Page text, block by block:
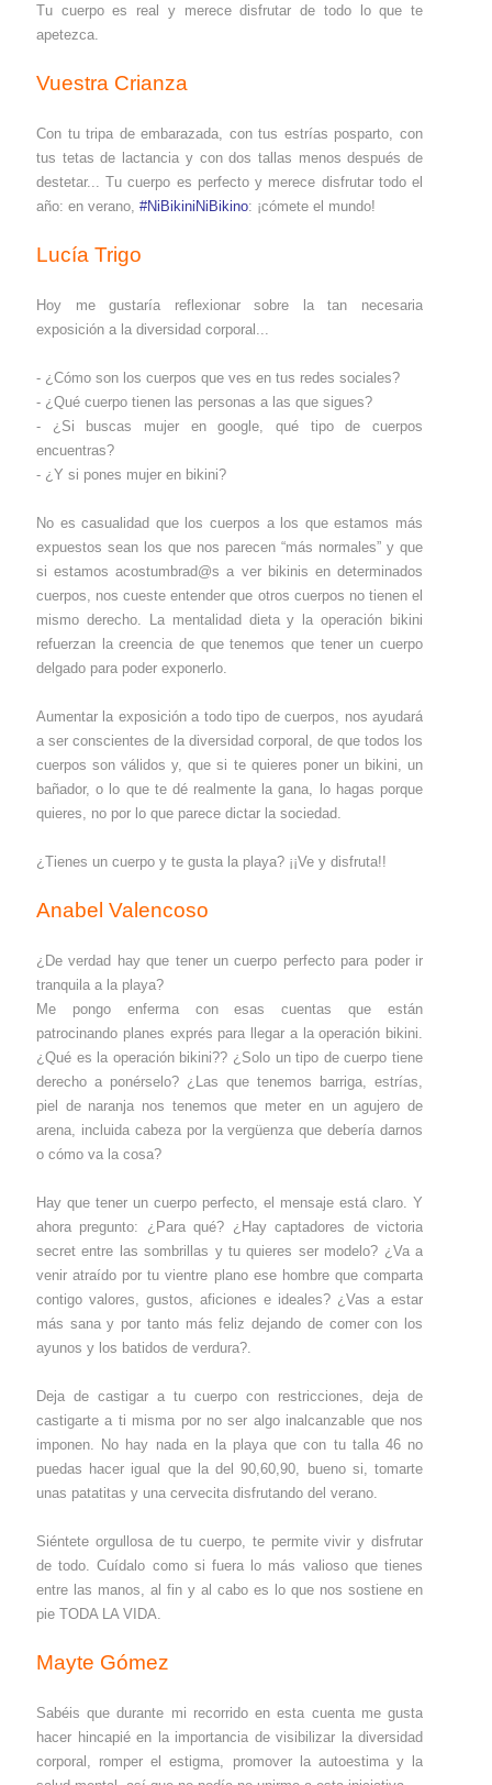
Tu cuerpo es real y merece disfrutar de todo lo que te
apetezca.
Vuestra Crianza
Con tu tripa de embarazada, con tus estrías posparto, con
tus tetas de lactancia y con dos tallas menos después de
destetar... Tu cuerpo es perfecto y merece disfrutar todo el
año: en verano, #NiBikiniNiBikino: ¡cómete el mundo!
Lucía Trigo
Hoy me gustaría reflexionar sobre la tan necesaria
exposición a la diversidad corporal...
- ¿Cómo son los cuerpos que ves en tus redes sociales?
- ¿Qué cuerpo tienen las personas a las que sigues?
- ¿Si buscas mujer en google, qué tipo de cuerpos
encuentras?
- ¿Y si pones mujer en bikini?
No es casualidad que los cuerpos a los que estamos más
expuestos sean los que nos parecen “más normales” y que
si estamos acostumbrad@s a ver bikinis en determinados
cuerpos, nos cueste entender que otros cuerpos no tienen el
mismo derecho. La mentalidad dieta y la operación bikini
refuerzan la creencia de que tenemos que tener un cuerpo
delgado para poder exponerlo.
Aumentar la exposición a todo tipo de cuerpos, nos ayudará
a ser conscientes de la diversidad corporal, de que todos los
cuerpos son válidos y, que si te quieres poner un bikini, un
bañador, o lo que te dé realmente la gana, lo hagas porque
quieres, no por lo que parece dictar la sociedad.
¿Tienes un cuerpo y te gusta la playa? ¡¡Ve y disfruta!!
Anabel Valencoso
¿De verdad hay que tener un cuerpo perfecto para poder ir
tranquila a la playa?
Me pongo enferma con esas cuentas que están
patrocinando planes exprés para llegar a la operación bikini.
¿Qué es la operación bikini?? ¿Solo un tipo de cuerpo tiene
derecho a ponérselo? ¿Las que tenemos barriga, estrías,
piel de naranja nos tenemos que meter en un agujero de
arena, incluida cabeza por la vergüenza que debería darnos
o cómo va la cosa?
Hay que tener un cuerpo perfecto, el mensaje está claro. Y
ahora pregunto: ¿Para qué? ¿Hay captadores de victoria
secret entre las sombrillas y tu quieres ser modelo? ¿Va a
venir atraído por tu vientre plano ese hombre que comparta
contigo valores, gustos, aficiones e ideales? ¿Vas a estar
más sana y por tanto más feliz dejando de comer con los
ayunos y los batidos de verdura?.
Deja de castigar a tu cuerpo con restricciones, deja de
castigarte a ti misma por no ser algo inalcanzable que nos
imponen. No hay nada en la playa que con tu talla 46 no
puedas hacer igual que la del 90,60,90, bueno si, tomarte
unas patatitas y una cervecita disfrutando del verano.
Siéntete orgullosa de tu cuerpo, te permite vivir y disfrutar
de todo. Cuídalo como si fuera lo más valioso que tienes
entre las manos, al fin y al cabo es lo que nos sostiene en
pie TODA LA VIDA.
Mayte Gómez
Sabéis que durante mi recorrido en esta cuenta me gusta
hacer hincapié en la importancia de visibilizar la diversidad
corporal, romper el estigma, promover la autoestima y la